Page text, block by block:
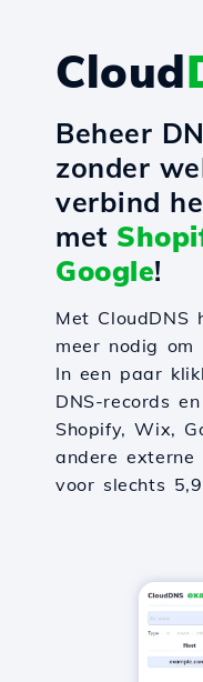
Cloud
Beheer
zonder
verbind
met
Google!
Met CloudDNS
meer nodig om
In een paar
DNS-records
Shopify, Wix,
andere externe
voor slechts